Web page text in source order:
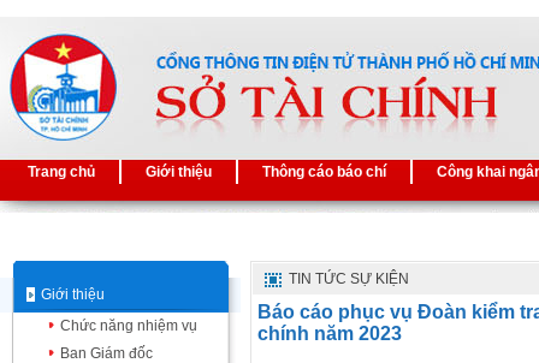
Trang chủ Giới thiệu Thông cáo báo chí Công khai
Giới thiệu
Chức năng nhiệm vụ
Ban Giám đốc
TIN TỨC SỰ KIỆN
Báo cáo phục vụ Đoàn kiểm
chính năm 2023